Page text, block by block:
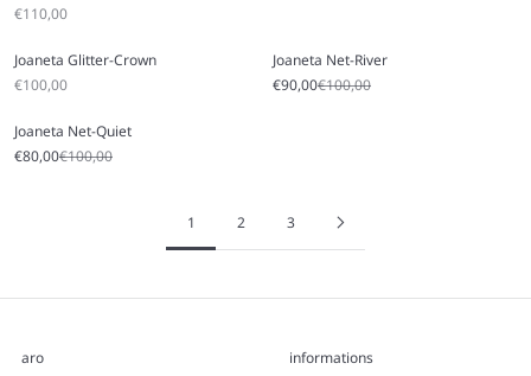
Prix soldé
€110,00
Joaneta Glitter-Crown
Prix soldé
€100,00
Joaneta Net-River
Prix soldé
€90,00Prix régulier
€100,00
Joaneta Net-Quiet
Prix soldé
€80,00Prix régulier
€100,00
1 2 3
aro informations